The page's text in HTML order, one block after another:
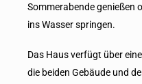
Sommerabende genießen
ins Wasser springen.
Das Haus verfügt über
die beiden Gebäude und